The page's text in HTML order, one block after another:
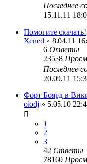
Последнее
15.11.11
Помогите скачать!
Xened » 8.04.11
6 Ответы
23538
Последнее
20.09.11
Форт Боярд в
oiodj » 5.05.10
1
2
3
42 Ответы
78160